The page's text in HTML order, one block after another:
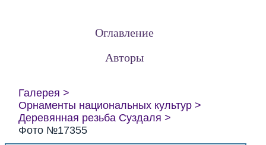
Оглавление
Авторы
Галерея
Орнаменты национальных культур
Деревянная резьба Суздаля
Фото №17355